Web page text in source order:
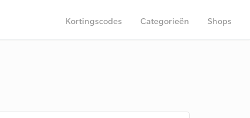
Kortingscodes Categorieën Shops